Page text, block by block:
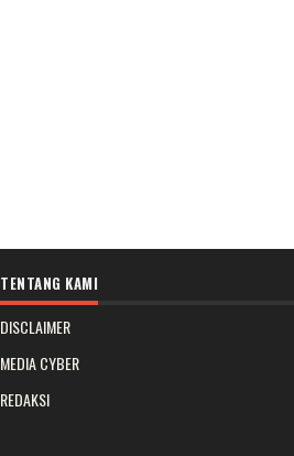
TENTANG KAMI
DISCLAIMER
MEDIA CYBER
REDAKSI